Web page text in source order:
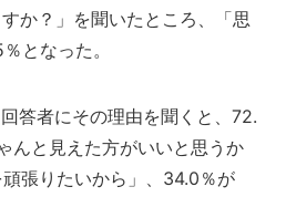
か？」を聞いたところ、「思
となった。
答者にその理由を聞くと、72.
んと見えた方がいいと思うか
張りたいから」、34.0％が